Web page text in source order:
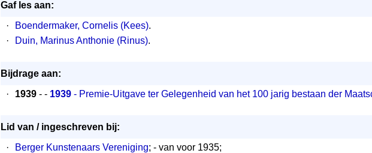
Gaf les aan:
·
Boendermaker, Cornelis (Kees).
·
Duin, Marinus Anthonie (Rinus).
Bijdrage aan:
·
1939 - - 1939 - Premie-Uitgave ter Gelegenheid van het 100 jarig bestaan der
Lid van / ingeschreven bij:
·
Berger Kunstenaars Vereniging; - van voor 1935;